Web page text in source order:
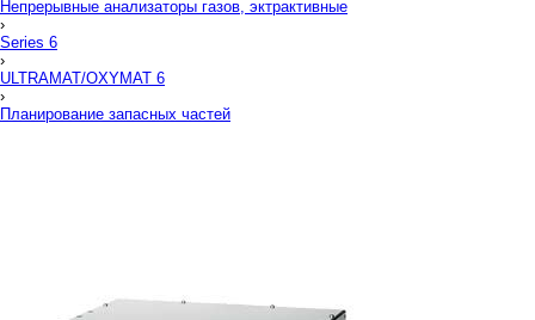
Непрерывные анализаторы газов, эктрактивные
›
Series 6
›
ULTRAMAT/OXYMAT 6
›
Планирование запасных частей